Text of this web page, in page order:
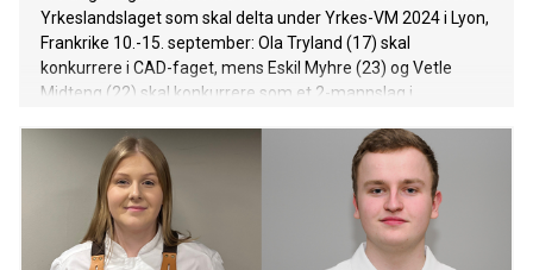
Yrkeslandslaget som skal delta under Yrkes-VM 2024 i Lyon,
Frankrike 10.-15. september: Ola Tryland (17) skal
konkurrere i CAD-faget, mens Eskil Myhre (23) og Vetle
Midteng (22) skal konkurrere som et 2-mannslag i